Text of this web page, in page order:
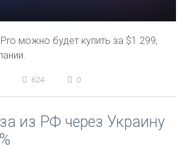
можно будет купить за $1 299,
624 0
из РФ через Украину